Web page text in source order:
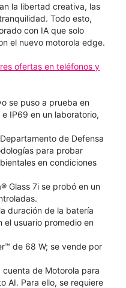
la libertad creativa, las
Todo esto,
con IA que solo
el nuevo motorola edge.
ofertas en teléfonos y
se puso a prueba en
IP69 en un laboratorio,
de Defensa
para probar
en condiciones
Glass 7i se probó en un
duración de la batería
el usuario promedio en
de 68 W; se vende por
cuenta de Motorola para
AI. Para ello, se requiere